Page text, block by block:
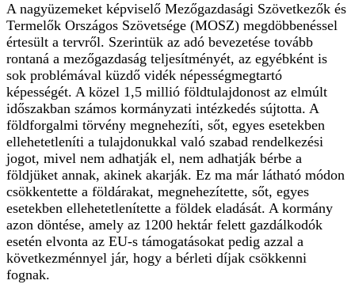
A nagyüzemeket képviselő Mezőgazdasági Szövetkezők és
Termelők Országos Szövetsége (MOSZ) megdöbbenéssel
értesült a tervről. Szerintük az adó bevezetése tovább
rontaná a mezőgazdaság teljesítményét, az egyébként is
sok problémával küzdő vidék népességmegtartó
képességét. A közel 1,5 millió földtulajdonost az elmúlt
időszakban számos kormányzati intézkedés sújtotta. A
földforgalmi törvény megnehezíti, sőt, egyes esetekben
ellehetetleníti a tulajdonukkal való szabad rendelkezési
jogot, mivel nem adhatják el, nem adhatják bérbe a
földjüket annak, akinek akarják. Ez ma már látható módon
csökkentette a földárakat, megnehezítette, sőt, egyes
esetekben ellehetetlenítette a földek eladását. A kormány
azon döntése, amely az 1200 hektár felett gazdálkodók
esetén elvonta az EU-s támogatásokat pedig azzal a
következménnyel jár, hogy a bérleti díjak csökkenni
fognak.